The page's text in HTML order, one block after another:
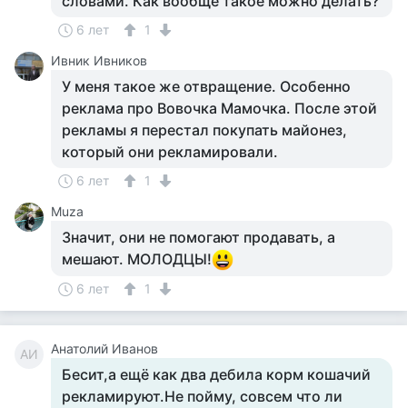
6 лет
1
Ивник Ивников
У меня такое же отвращение. Особенно
реклама про Вовочка Мамочка. После этой
рекламы я перестал покупать майонез,
который они рекламировали.
6 лет
1
Muza
Значит, они не помогают продавать, а
мешают. МОЛОДЦЫ!
6 лет 1
АИ Анатолий Иванов
Бесит,а ещё как два дебила корм кошачий
рекламируют.Не пойму, совсем что ли